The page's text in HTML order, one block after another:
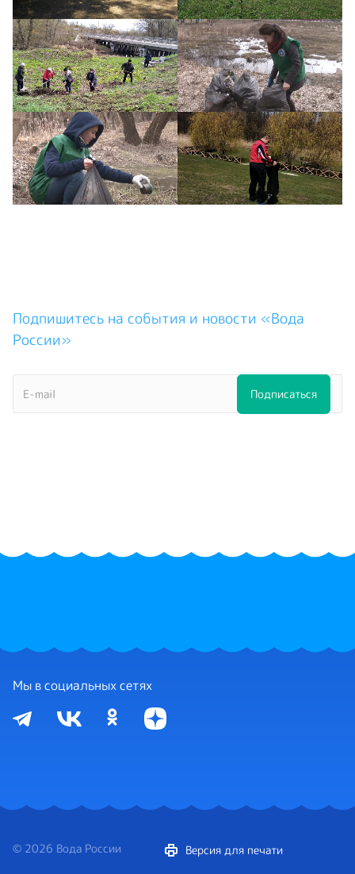
Подпишитесь на события и новости «Вода
России»
Мы в социальных сетях
© 2026 Вода России Версия для печати